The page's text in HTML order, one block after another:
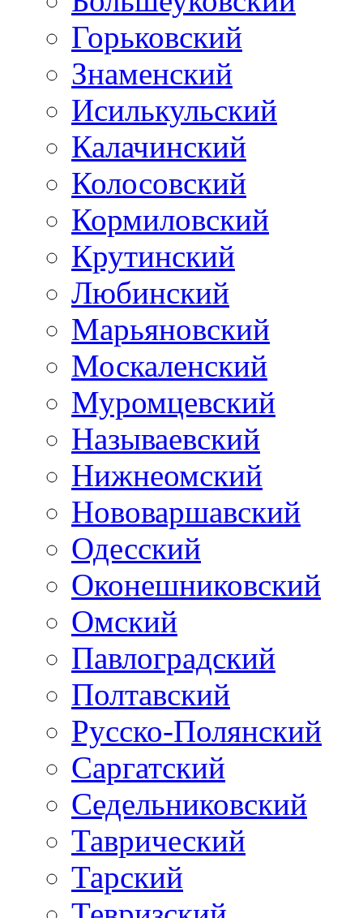
Горьковский
Знаменский
Исилькульский
Калачинский
Колосовский
Кормиловский
Крутинский
Любинский
Марьяновский
Москаленский
Муромцевский
Называевский
Нижнеомский
Нововаршавский
Одесский
Оконешниковский
Омский
Павлоградский
Полтавский
Русско-Полянский
Саргатский
Седельниковский
Таврический
Тарский